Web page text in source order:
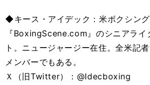
◆キース・アイデック：米ボクシン
『BoxingScene.com』のシニアライ
ト。ニュージャージー在住。全米記
メンバーでもある。
Ｘ（旧Twitter）：@Idecboxing